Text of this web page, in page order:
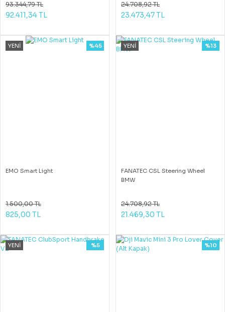
93.344,79 TL
92.411,34 TL
24.708,92 TL
23.473,47 TL
YENİ
EMO Smart Light
%45
1.500,00 TL
825,00 TL
YENİ
FANATEC CSL Steering Wheel
BMW
%13
24.708,92 TL
21.469,30 TL
YENİ %5 %10